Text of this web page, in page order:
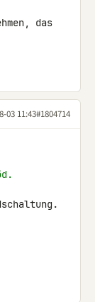
das
03 11:43#1804714